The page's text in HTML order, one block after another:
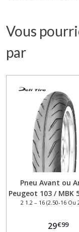
Vous
par
Pneu Avant ou
Peugeot 103 / MBK
x 16 (2.50-16 ou
et fiabilité -
2 1.2 – 16 (2.50-16 Ou
29€99